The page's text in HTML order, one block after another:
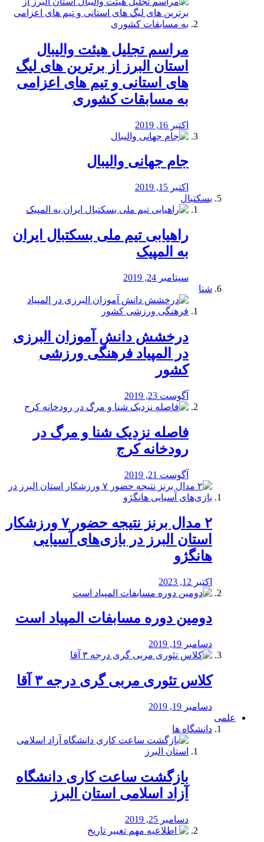
مراسم تجلیل هیئت والیبال
استان البرز از برترین های لیگ
های استانی و تیم های اعزامی
به مسابقات کشوری
اکتبر 16, 2019
جام جهانی والیبال
اکتبر 15, 2019
بسکتبال
راهیابی تیم ملی بسکتبال ایران
به المپیک
سپتامبر 24, 2019
شنا
درخشش دانش آموزان البرزی
در المپیاد فرهنگی ورزشی
کشور
آگوست 23, 2019
️فاصله نزدیک شنا و مرگ در
رودخانه کرج
آگوست 21, 2019
۲ مدال برنز نتیجه حضور ۷ ورزشکار
استان البرز در بازی‌های آسیایی
هانگژو
اکتبر 12, 2023
دومین دوره مسابفات المپیاد است
دسامبر 19, 2019
کلاس تئوری مربی گری درجه ۳ آقا
دسامبر 19, 2019
علمی
دانشگاه ها
بازگشت ساعت کاری دانشگاه
آزاد اسلامی استان البرز
دسامبر 25, 2019